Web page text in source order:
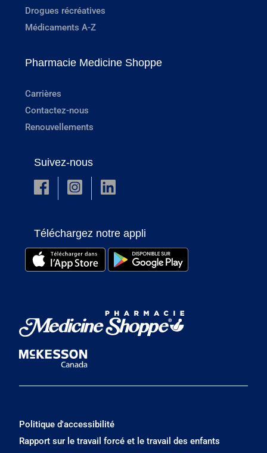
Drogues récréatives
Médicaments A-Z
Pharmacie Medicine Shoppe
Carrières
Contactez-nous
Renouvellements
Suivez-nous
Téléchargez notre appli
Politique d'accessibilité
Rapport sur le travail forcé et le travail des enfants